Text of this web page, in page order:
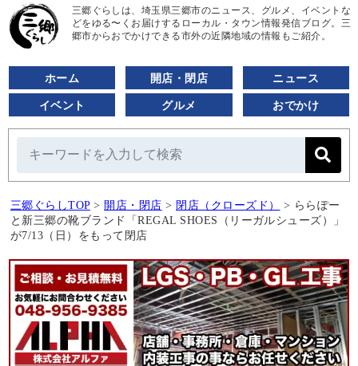
三郷ぐらしは、埼玉県三郷市のニュース、グルメ、イベントな
どをゆる〜くお届けするローカル・タウン情報発信ブログ。三
郷市からおでかけできる市外の近隣地域の情報もご紹介。
ホーム 開店・閉店 ニュース
イベント グルメ おでかけ
三郷ぐらしTOP > 開店・閉店 > 閉店（クローズド） > ららぽー
と新三郷の靴ブランド「REGAL SHOES（リーガルシューズ）」
が7/13（日）をもって閉店